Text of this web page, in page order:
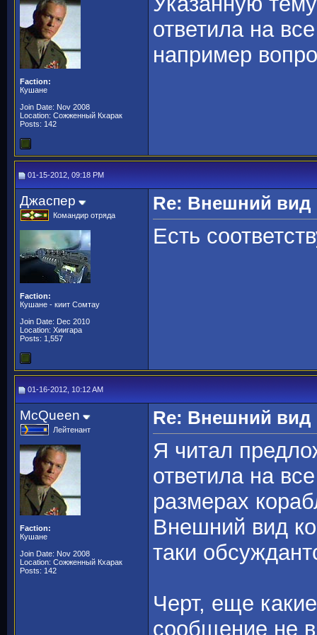
Faction:
Кушане
Join Date: Nov 2008
Location: Сожженный Кхарак
Posts: 142
ответила на
например
01-15-2012, 09:18 PM
Джаспер
Командир отряда
Faction:
Кушане - киит Сомтау
Join Date: Dec 2010
Location: Хиигара
Posts: 1,557
Re: Внешний вид
Есть
01-16-2012, 10:12 AM
McQueen
Лейтенант
Faction:
Кушане
Join Date: Nov 2008
Location: Сожженный Кхарак
Posts: 142
Re: Внешний вид
Я читал
ответила на
размерах
Внешний вид
таки
Черт, еще
сообщение не